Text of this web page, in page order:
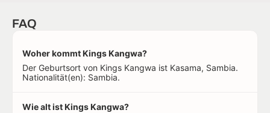
FAQ
Woher kommt Kings Kangwa?
Der Geburtsort von Kings Kangwa ist Kasama, Sambia.
Nationalität(en): Sambia.
Wie alt ist Kings Kangwa?